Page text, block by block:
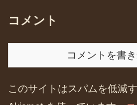
コメント
コメントを書
このサイトはスパムを低減